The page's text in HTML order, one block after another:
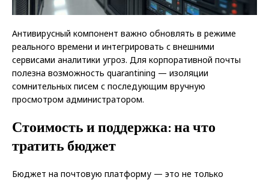
Антивирусный компонент важно обновлять в режиме
реального времени и интегрировать с внешними
сервисами аналитики угроз. Для корпоративной почты
полезна возможность quarantining — изоляции
сомнительных писем с последующим вручную
просмотром администратором.
Стоимость и поддержка: на что
тратить бюджет
Бюджет на почтовую платформу — это не только